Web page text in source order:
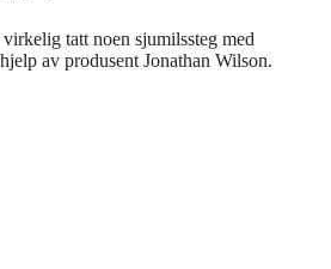
tatt noen sjumilssteg med
av produsent Jonathan Wilson.